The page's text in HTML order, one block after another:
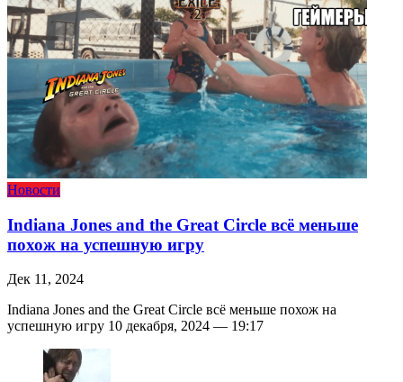
Новости
Indiana Jones and the Great Circle всё меньше
похож на успешную игру
Дек 11, 2024
Indiana Jones and the Great Circle всё меньше похож на
успешную игру 10 декабря, 2024 — 19:17